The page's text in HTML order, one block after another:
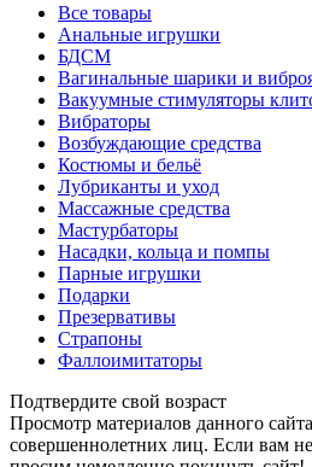
Все товары
Анальные игрушки
БДСМ
Вагинальные шарики и
Вакуумные стимуляторы
Вибраторы
Возбуждающие средства
Костюмы и бельё
Лубриканты и уход
Массажные средства
Мастурбаторы
Насадки, кольца и помпы
Парные игрушки
Подарки
Презервативы
Страпоны
Фаллоимитаторы
Подтвердите свой возраст
Просмотр материалов данного
совершеннолетних лиц. Если вам